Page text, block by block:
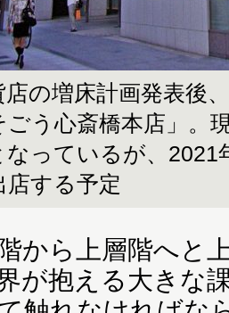
店の増床計画発表後
ごう心斎橋本店」。
なっているが、2021
店する予定
から上層階へと
が抱える大きな